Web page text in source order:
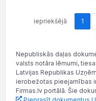
iepriekšējā 1
Nepubliskās daļas
valsts notāra lēmumi,
Latvijas Republikas
ierobežotas pieejamības
Firmas.lv portālā. Šie